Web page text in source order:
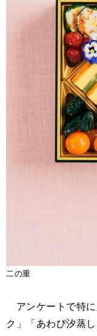
二の重
アンケートで特
ク」「あわび汐蒸